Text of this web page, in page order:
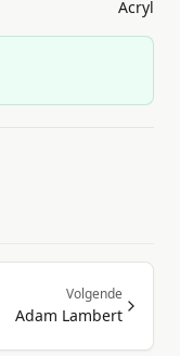
Acryl
Volgende
Adam Lambert